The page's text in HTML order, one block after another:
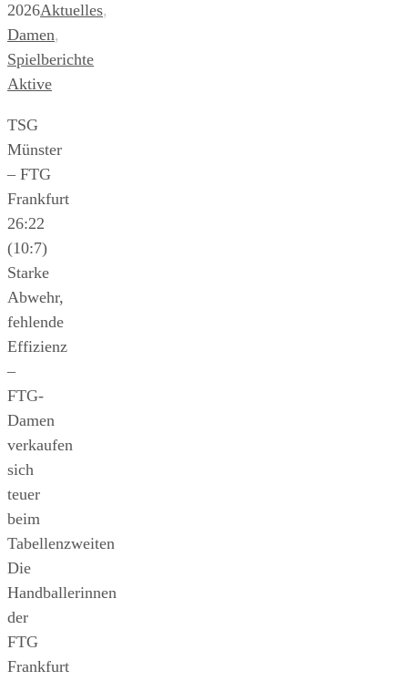
2026Aktuelles,
Damen,
Spielberichte
Aktive
TSG
Münster
– FTG
Frankfurt
26:22
(10:7)
Starke
Abwehr,
fehlende
Effizienz
–
FTG-
Damen
verkaufen
sich
teuer
beim
Tabellenzweiten
Die
Handballerinnen
der
FTG
Frankfurt